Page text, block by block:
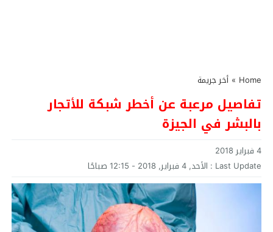
Home
» أخر جريمة
تفاصيل مرعبة عن أخطر شبكة للأتجار
بالبشر في الجيزة
4 فبراير 2018
Last Update : الأحد, 4 فبراير, 2018 - 12:15 صباحًا